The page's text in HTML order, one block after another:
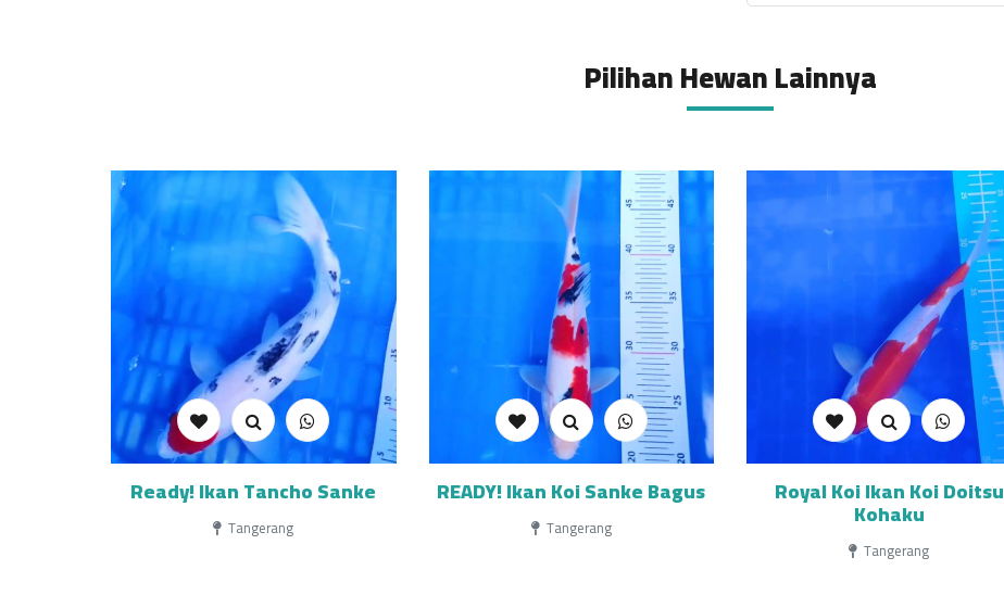
Pilihan Hewan Lainnya
Ready! Ikan Tancho Sanke
Tangerang
READY! Ikan Koi Sanke Bagus
Tangerang
Royal Koi Ikan Koi Doitsu
Kohaku
Tangerang